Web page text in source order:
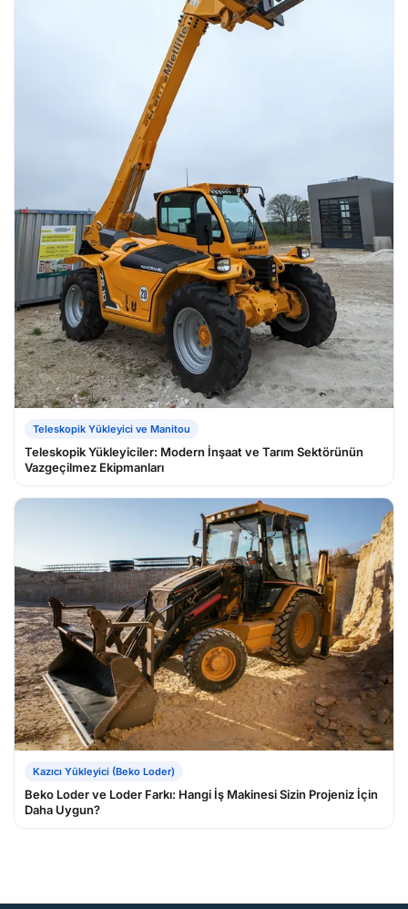
Teleskopik Yükleyici ve Manitou
Teleskopik Yükleyiciler: Modern İnşaat ve Tarım Sektörünün
Vazgeçilmez Ekipmanları
Kazıcı Yükleyici (Beko Loder)
Beko Loder ve Loder Farkı: Hangi İş Makinesi Sizin Projeniz İçin
Daha Uygun?